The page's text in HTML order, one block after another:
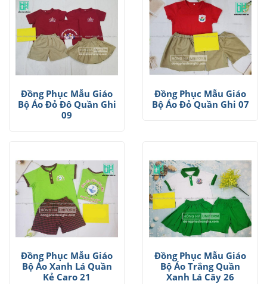
Đồng Phục Mẫu Giáo
Bộ Áo Đỏ Đô Quần Ghi
09
Đồng Phục Mẫu Giáo
Bộ Áo Đỏ Quần Ghi 07
Đồng Phục Mẫu Giáo
Bộ Áo Xanh Lá Quần
Kẻ Caro 21
Đồng Phục Mẫu Giáo
Bộ Áo Trắng Quần
Xanh Lá Cây 26